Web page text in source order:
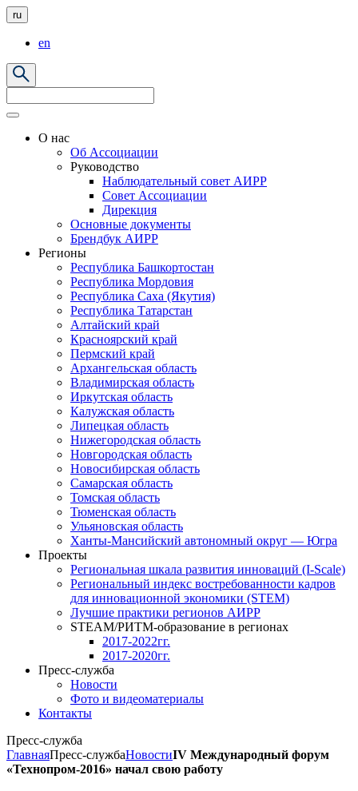
ru
en
О нас
Об Ассоциации
Руководство
Наблюдательный совет АИРР
Совет Ассоциации
Дирекция
Основные документы
Брендбук АИРР
Регионы
Республика Башкортостан
Республика Мордовия
Республика Саха (Якутия)
Республика Татарстан
Алтайский край
Красноярский край
Пермский край
Архангельская область
Владимирская область
Иркутская область
Калужская область
Липецкая область
Нижегородская область
Новгородская область
Новосибирская область
Самарская область
Томская область
Тюменская область
Ульяновская область
Ханты-Мансийский автономный округ — Югра
Проекты
Региональная шкала развития инноваций (I-Scale)
Региональный индекс востребованности кадров
для инновационной экономики (STEM)
Лучшие практики регионов АИРР
STEAM/РИТМ-образование в регионах
2017-2022гг.
2017-2020гг.
Пресс-служба
Новости
Фото и видеоматериалы
Контакты
Пресс-служба
ГлавнаяПресс-службаНовостиIV Международный форум
«Технопром-2016» начал свою работу